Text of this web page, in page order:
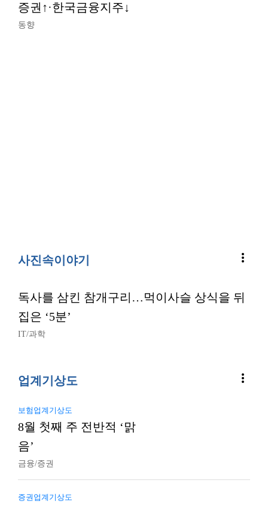
증권↑·한국금융지주↓
동향
사진속이야기 more_vert
독사를 삼킨 참개구리…먹이사슬 상식을 뒤
집은 ‘5분’
IT/과학
업계기상도 more_vert
보험업계기상도
8월 첫째 주 전반적 ‘맑
음’
금융/증권
증권업계기상도